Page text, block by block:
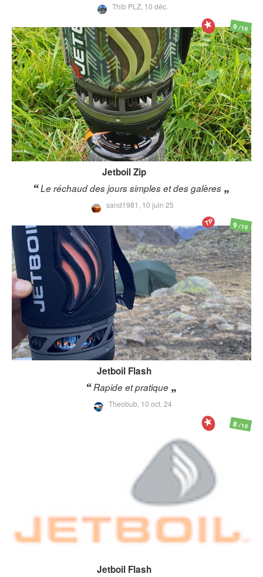
Thib PLZ, 10 déc.
Jetboil Zip
Le réchaud des jours simples et des galères
sand1981, 10 juin 25
9/10
Jetboil Flash
Rapide et pratique
Theobub, 10 oct. 24
9/10
TP
Jetboil Flash
8/10